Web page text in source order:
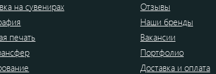
на сувенирах
печать
Отзывы
Наши бренды
Вакансии
Портфолио
Доставка и оплата